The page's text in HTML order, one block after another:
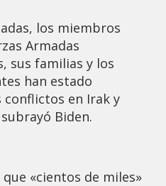
los miembros
Armadas
sus familias y los
han estado
conflictos en Irak y
Biden.
«cientos de miles»